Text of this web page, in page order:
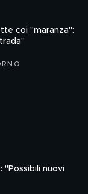
coi "maranza":
"Possibili nuovi